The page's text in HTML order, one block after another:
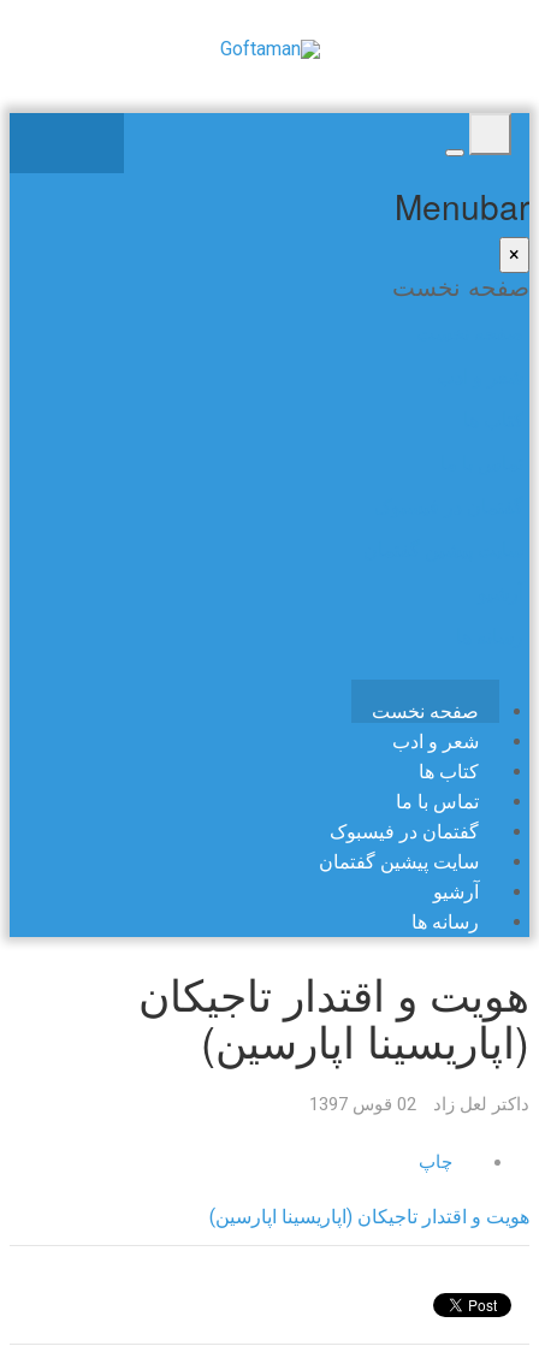
Menubar
×
صفحه نخست
صفحه نخست
شعر و ادب
کتاب ها
تماس با ما
گفتمان در فیسبوک
سایت پیشین گفتمان
آرشیو
رسانه ها
هویت و اقتدار تاجیکان
(اپاریسینا اپارسین)
داکتر لعل زاد 02 قوس 1397
چاپ
هویت و اقتدار تاجیکان (اپاریسینا اپارسین)